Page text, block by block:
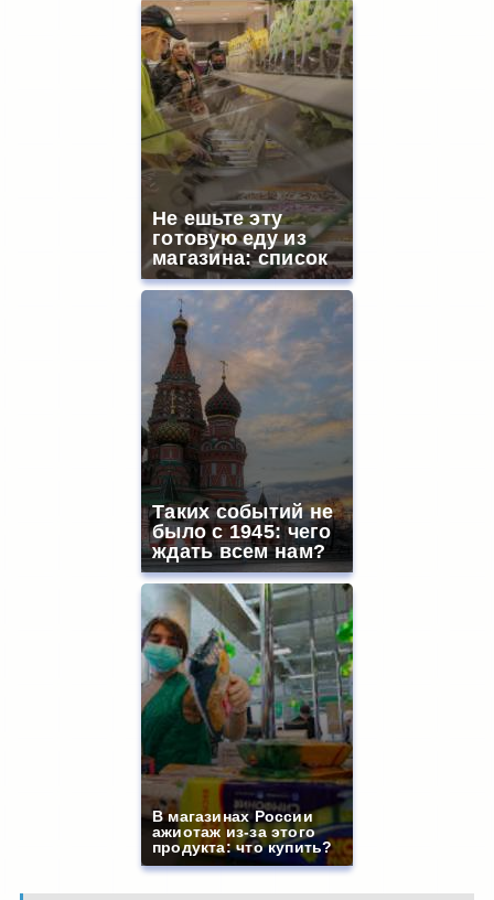
Не ешьте эту
готовую еду из
магазина: список
Таких событий не
было с 1945: чего
ждать всем нам?
В магазинах России
ажиотаж из-за этого
продукта: что купить?